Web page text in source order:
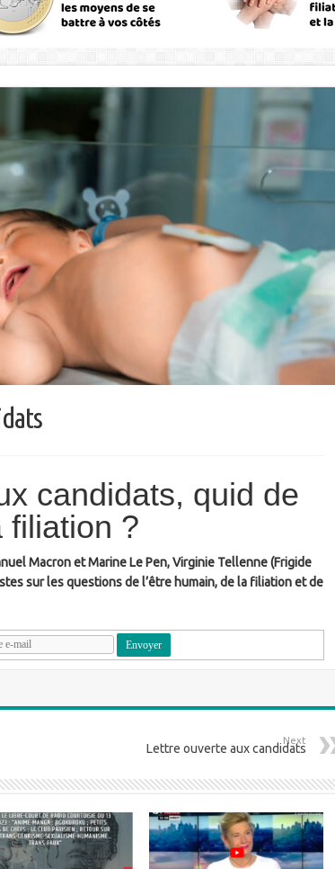
candidats, quid de
filiation ?
Macron et Marine Le Pen, Virginie Tellenne (Frigide
sur les questions de l’être humain, de la filiation et de
Next
Lettre ouverte aux candidats